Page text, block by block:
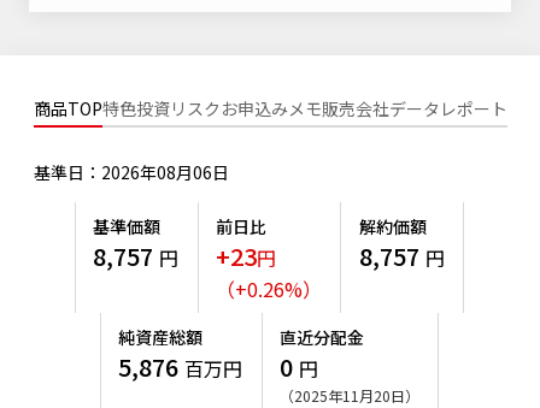
投資信託償還商品のご案内
有価証券届出書の効力の発生の有無について
こだわりのインデックスファンド 購入・換金手数料なしシ
確定拠出年金について
確定拠出年金での商品の選び方について
NAMシティ
投資の教室
ニッセイアセットの重要課題
サステナビリティへの取り組み
サステナビリティレポート
受賞歴
方針・その他開示情報
採用情報
公式キャラクターのご紹介
商品TOP特色投資リスク お申込みメモ販売会社データ レポート
基準日：2026年08月06日
基準価額
8,757 円
前日比
+23円
（+0.26%）
解約価額
8,757 円
純資産総額
5,876 百万円
直近分配金
0 円
（2025年11月20日）